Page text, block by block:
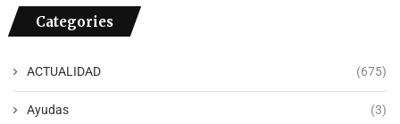
Categories
ACTUALIDAD (675)
Ayudas (3)